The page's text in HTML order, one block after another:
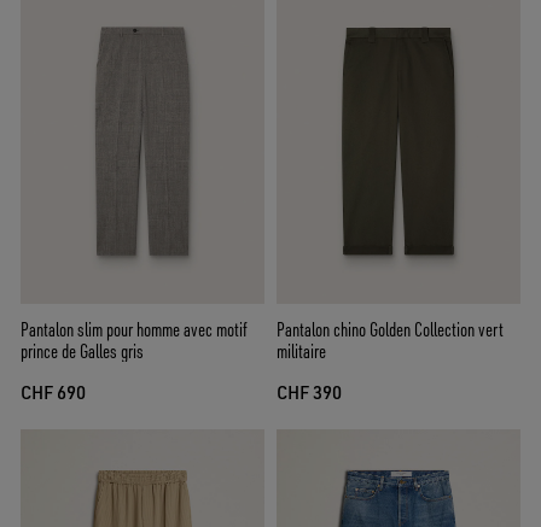
Pantalon slim pour homme avec motif
prince de Galles gris
CHF 690
Pantalon chino Golden Collection vert
militaire
CHF 390